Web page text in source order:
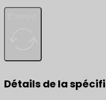
Détails de la